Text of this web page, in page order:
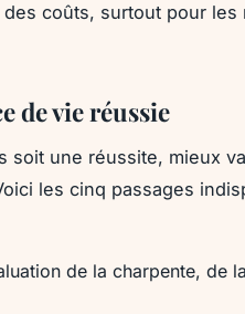
coûts, surtout pour les
de vie réussie
soit une réussite, mieux
les cinq passages
de la charpente, de